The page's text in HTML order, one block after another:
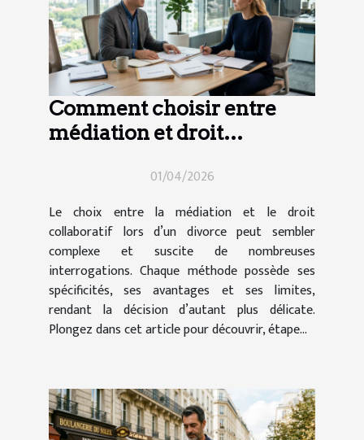
Comment choisir entre
médiation et droit
01/04/2026
Le choix entre la médiation et le droit
collaboratif lors d’un divorce peut sembler
complexe et suscite de nombreuses
interrogations. Chaque méthode possède ses
spécificités, ses avantages et ses limites,
rendant la décision d’autant plus délicate.
Plongez dans cet article pour découvrir, étape...